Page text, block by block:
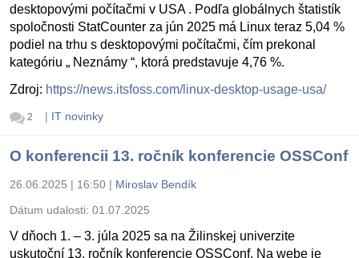
desktopovými počítačmi v USA . Podľa globálnych štatistík
spoločnosti StatCounter za jún 2025 má Linux teraz 5,04 %
podiel na trhu s desktopovými počítačmi, čím prekonal
kategóriu „ Neznámy “, ktorá predstavuje 4,76 %.
Zdroj: https://news.itsfoss.com/linux-desktop-usage-usa/
2 | IT novinky
O konferencii 13. ročník konferencie OSSConf
26.06.2025 | 16:50 | Miroslav Bendík
Dátum udalosti: 01.07.2025
V dňoch 1. – 3. júla 2025 sa na Žilinskej univerzite
uskutoční 13. ročník konferencie OSSConf. Na webe je